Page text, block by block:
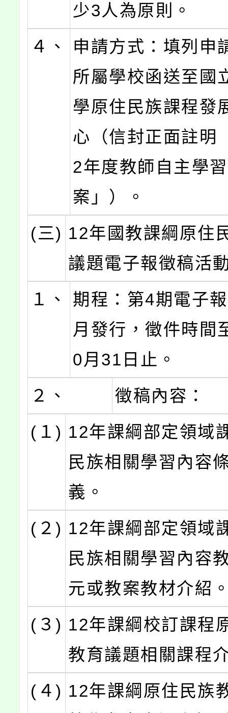
少3人為原則。
４、
申請方式：填列申
所屬學校函送至國
學原住民族課程發
心（信封正面註明
2年度教師自主學
案」）。
(三) 12年國教課綱原住
議題電子報徵稿活
１、
期程：第4期電子
月發行，徵件時間
0月31日止。
２、
徵稿內容：
(１) 12年課綱部定領域
民族相關學習內容
義。
(２) 12年課綱部定領域
民族相關學習內容
元或教案教材介紹
(３) 12年課綱校訂課程
教育議題相關課程
(４) 12年課綱原住民族